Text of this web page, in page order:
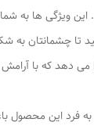
ویژگی ها به
تا چشمانتان به
می‌ دهد که با
به فرد این